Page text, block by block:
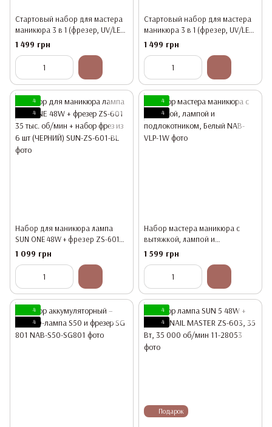
Стартовый набор для мастера
маникюра 3 в 1 (фрезер, UV/LED
– лампа, вытяжка), Розовый
1 499 грн
Стартовый набор для мастера
маникюра 3 в 1 (фрезер, UV/LED
– лампа, вытяжка), Белый
1 499 грн
4
4
Набор для маникюра лампа
SUN ONE 48W + фрезер ZS-601
35 тыс. об/мин + набор фрез из
6 шт (ЧЕРНИЙ)
1 099 грн
4
4
Набор мастера маникюра с
вытяжкой, лампой и
подлокотником, Белый
1 599 грн
4
4
Подарок
4
4